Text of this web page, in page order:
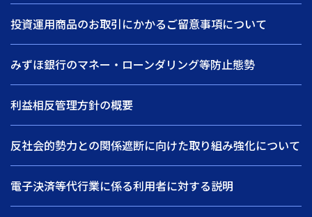
投資運用商品のお取引にかかるご留意事項について
みずほ銀行のマネー・ローンダリング等防止態勢
利益相反管理方針の概要
反社会的勢力との関係遮断に向けた取り組み強化について
電子決済等代行業に係る利用者に対する説明